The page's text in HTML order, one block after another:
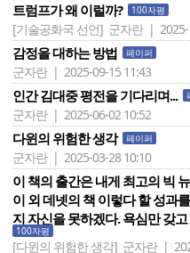
트럼프가 왜 이럴까? 100자평
[기술공화국 선언] 군자란 | 2025-
감정을 대하는 방법 페이퍼
군자란 | 2025-09-15 11:43
인간 김대중 평전을 기다리며...
군자란 | 2025-06-02 10:52
다윈의 위험한 생각 페이퍼
군자란 | 2025-03-28 10:10
이 책의 출간은 내게 최고의 빅
이 외 데넷의 책 이렇다 할 성과
지 자신을 못하겠다. 욕심만 갖
100자평
[다윈의 위험한 생각] 군자란 |